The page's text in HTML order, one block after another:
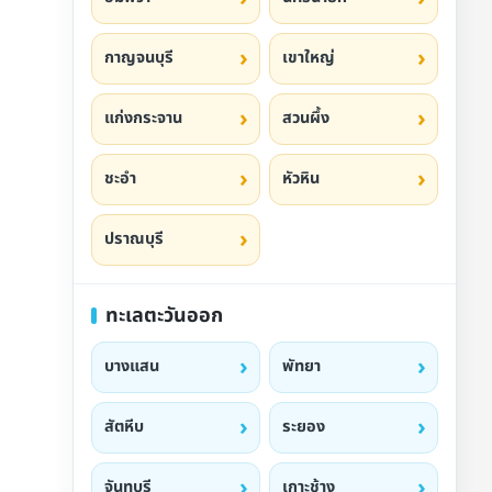
กาญจนบุรี เขาใหญ่
แก่งกระจาน สวนผึ้ง
ชะอำ หัวหิน
ปราณบุรี
ทะเลตะวันออก
บางแสน พัทยา
สัตหีบ ระยอง